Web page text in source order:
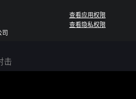
查看应用权限
查看隐私权限
击